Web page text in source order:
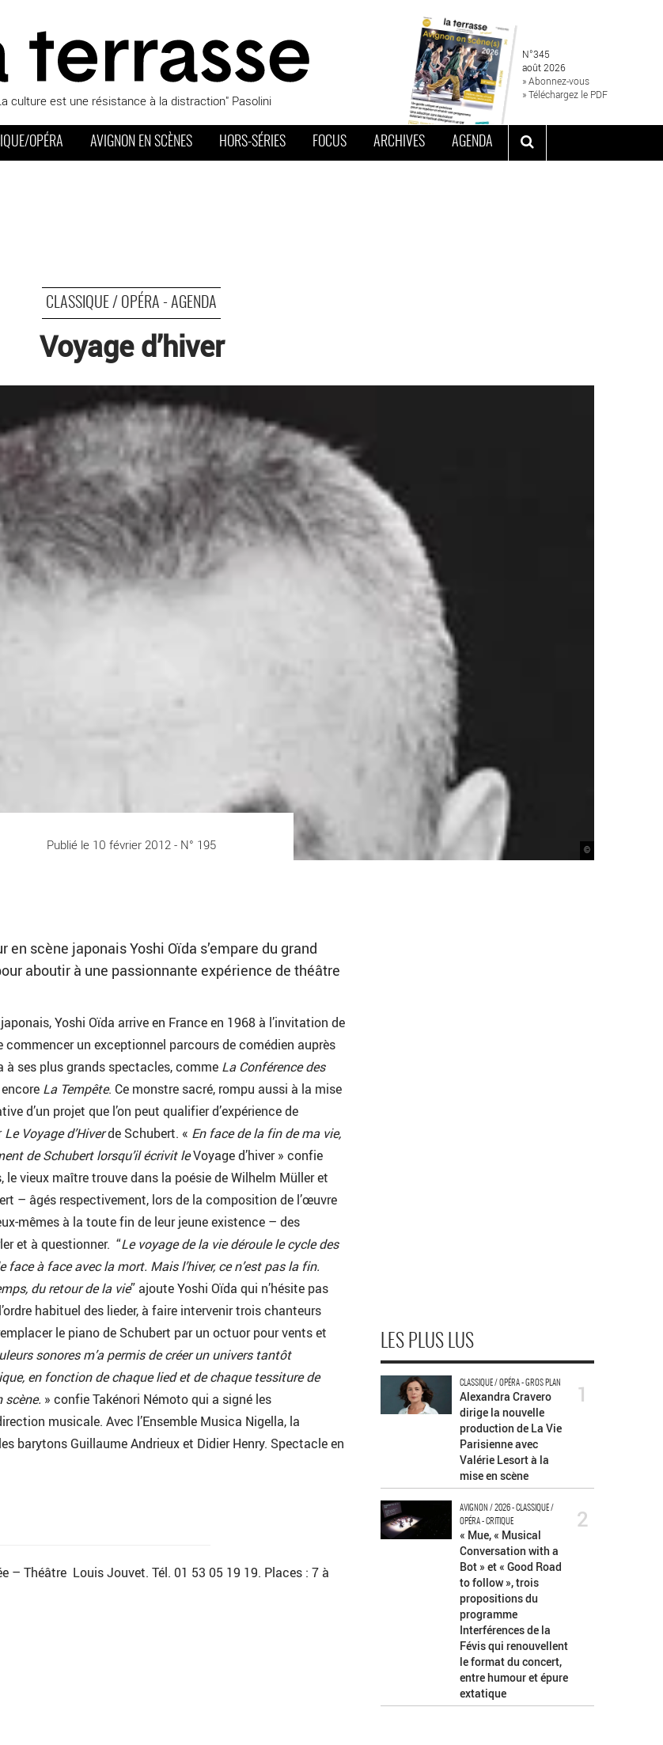
culture est une résistance à la distraction" Pasolini
N°345
août 2026
» Abonnez-vous
» Téléchargez le PDF
OPÉRA AVIGNON EN SCÈNES HORS-SÉRIES FOCUS ARCHIVES AGENDA
CLASSIQUE / OPÉRA - AGENDA
Voyage d’hiver
©
Publié le 10 février 2012 - N° 195
en scène japonais Yoshi Oïda s’empare du grand
aboutir à une passionnante expérience de théâtre
Yoshi Oïda arrive en France en 1968 à l’invitation de
commencer un exceptionnel parcours de comédien auprès
à ses plus grands spectacles, comme La Conférence des
La Tempête. Ce monstre sacré, rompu aussi à la mise
d’un projet que l’on peut qualifier d’expérience de
Le Voyage d’Hiverde Schubert. « En face de la fin de ma vie,
de Schubert lorsqu’il écrivit leVoyage d’hiver » confie
le vieux maître trouve dans la poésie de Wilhelm Müller et
– âgés respectivement, lors de la composition de l’œuvre
mêmes à la toute fin de leur jeune existence – des
et à questionner. “Le voyage de la vie déroule le cycle des
face à face avec la mort. Mais l’hiver, ce n’est pas la fin.
du retour de la vie” ajoute Yoshi Oïda qui n’hésite pas
habituel des lieder, à faire intervenir trois chanteurs
le piano de Schubert par un octuor pour vents et
sonores m’a permis de créer un univers tantôt
en fonction de chaque lied et de chaque tessiture de
scène. » confie Takénori Némoto qui a signé les
musicale. Avec l’Ensemble Musica Nigella, la
barytons Guillaume Andrieux et Didier Henry. Spectacle en
– Théâtre Louis Jouvet. Tél. 01 53 05 19 19. Places : 7 à
LES PLUS LUS
CLASSIQUE / OPÉRA - GROS PLAN
Alexandra Cravero
dirige la nouvelle
production de La Vie
Parisienne avec
Valérie Lesort à la
mise en scène
1
AVIGNON / 2026 - CLASSIQUE /
OPÉRA - CRITIQUE
« Mue, « Musical
Conversation with a
Bot » et « Good Road
to follow », trois
propositions du
programme
Interférences de la
Févis qui renouvellent
le format du concert,
entre humour et épure
extatique
2